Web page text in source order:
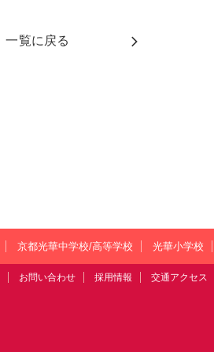
一覧に戻る
京都光華中学校/高等学校 光華小学校
お問い合わせ 採用情報 交通アクセス